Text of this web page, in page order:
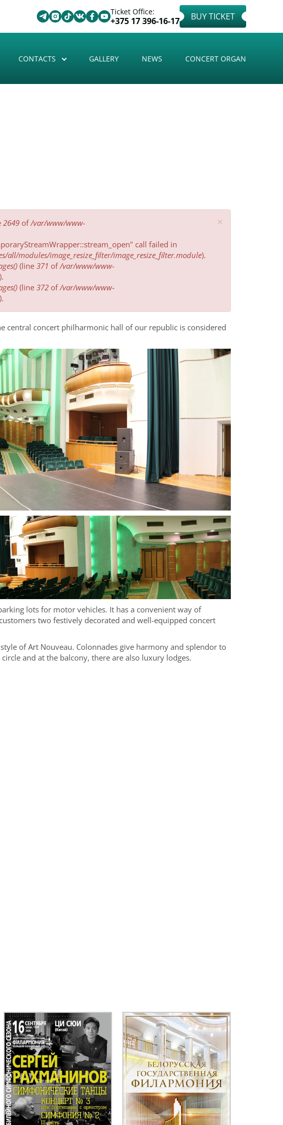
Ticket Office:
+375 17 396-16-17 BUY TICKET
CONTACTS GALLERY NEWS CONCERT ORGAN
×
2649 of/var/www/www-
call failed in
modules/image_resize_filter/image_resize_filter.module).
(line 371 of/var/www/www-
).
(line 372 of/var/www/www-
).
central concert philharmonic hall of our republic is considered
lots for motor vehicles. It has a convenient way of
two festively decorated and well-equipped concert
of Art Nouveau. Colonnades give harmony and splendor to
and at the balcony, there are also luxury lodges.